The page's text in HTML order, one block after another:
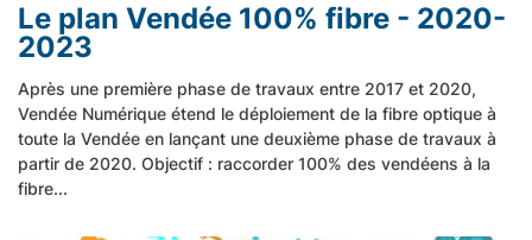
Le plan Vendée 100% fibre - 2020-
2023
Après une première phase de travaux entre 2017 et 2020,
Vendée Numérique étend le déploiement de la fibre optique à
toute la Vendée en lançant une deuxième phase de travaux à
partir de 2020. Objectif : raccorder 100% des vendéens à la
fibre...